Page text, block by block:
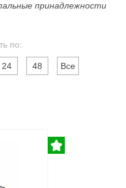
принадлежности
по:
24 48 Все